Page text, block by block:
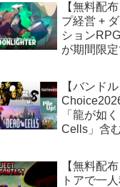
【無料配
プ経営 +
ション
が期間限
【バンド
「龍が如
Cells」含
【無料配
トアで一